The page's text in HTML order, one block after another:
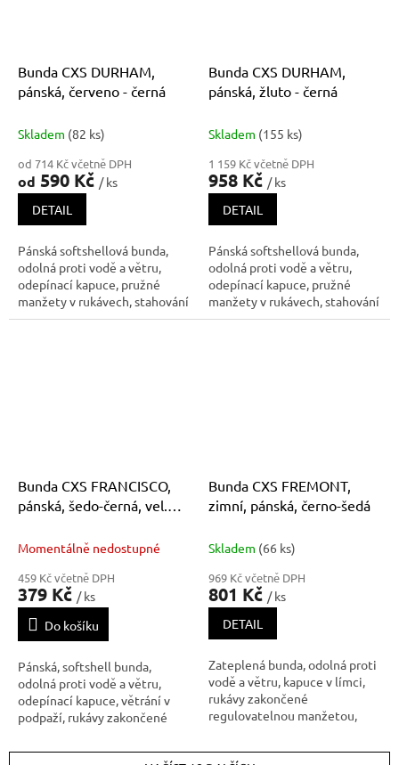
Bunda CXS DURHAM,
pánská, červeno - černá
Skladem (82 ks)
od 714 Kč včetně DPH
od 590 Kč / ks
DETAIL
Pánská softshellová bunda,
odolná proti vodě a větru,
odepínací kapuce, pružné
manžety v rukávech, stahování
v dolním okraji, černé reflexní
Bunda CXS DURHAM,
pánská, žluto - černá
Skladem (155 ks)
1 159 Kč včetně DPH
958 Kč / ks
DETAIL
Pánská softshellová bunda,
odolná proti vodě a větru,
odepínací kapuce, pružné
manžety v rukávech, stahování
v dolním okraji, černé reflexní
Bunda CXS FRANCISCO,
pánská, šedo-černá, vel.
Momentálně nedostupné
459 Kč včetně DPH
379 Kč / ks
Do košíku
Pánská, softshell bunda,
odolná proti vodě a větru,
odepínací kapuce, větrání v
podpaží, rukávy zakončené
TPU membrána, odolnost
Bunda CXS FREMONT,
zimní, pánská, černo-šedá
Skladem (66 ks)
969 Kč včetně DPH
801 Kč / ks
DETAIL
Zateplená bunda, odolná proti
vodě a větru, kapuce v límci,
rukávy zakončené
regulovatelnou manžetou,
vnější kapsy na zip kryté légou.